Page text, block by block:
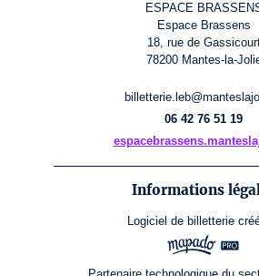
ESPACE
Espace Brassens
18, rue de
78200 Mantes-la-
06 42 76 51 19
Informations
Logiciel de billetterie